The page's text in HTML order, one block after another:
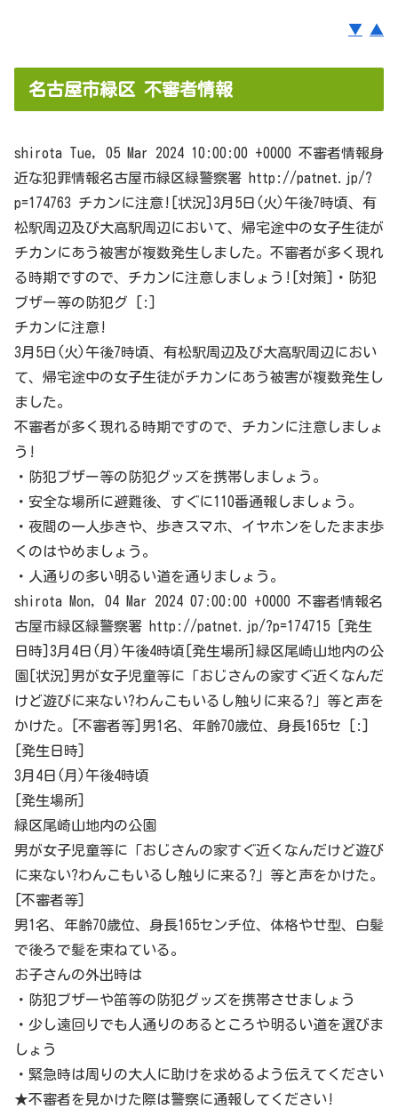
▼ ▲
名古屋市緑区 不審者情報
shirota Tue, 05 Mar 2024 10:00:00 +0000 不審者情報身
近な犯罪情報名古屋市緑区緑警察署 http://patnet.jp/?
p=174763 チカンに注意![状況]3月5日(火)午後7時頃、有
松駅周辺及び大高駅周辺において、帰宅途中の女子生徒が
チカンにあう被害が複数発生しました。不審者が多く現れ
る時期ですので、チカンに注意しましょう![対策]・防犯
ブザー等の防犯グ [:]
チカンに注意!
3月5日(火)午後7時頃、有松駅周辺及び大高駅周辺におい
て、帰宅途中の女子生徒がチカンにあう被害が複数発生し
ました。
不審者が多く現れる時期ですので、チカンに注意しましょ
う!
・防犯ブザー等の防犯グッズを携帯しましょう。
・安全な場所に避難後、すぐに110番通報しましょう。
・夜間の一人歩きや、歩きスマホ、イヤホンをしたまま歩
くのはやめましょう。
・人通りの多い明るい道を通りましょう。
shirota Mon, 04 Mar 2024 07:00:00 +0000 不審者情報名
古屋市緑区緑警察署 http://patnet.jp/?p=174715 [発生
日時]3月4日(月)午後4時頃[発生場所] 緑区尾崎山地内の公
園[状況]男が女子児童等に「おじさんの家すぐ近くなんだ
けど遊びに来ない?わんこもいるし触りに来る?」等と声を
かけた。[不審者等]男1名、年齢70歳位、身長165セ [:]
[発生日時]
3月4日(月)午後4時頃
[発生場所]
緑区尾崎山地内の公園
男が女子児童等に「おじさんの家すぐ近くなんだけど遊び
に来ない?わんこもいるし触りに来る?」等と声をかけた。
[不審者等]
男1名、年齢70歳位、身長165センチ位、体格やせ型、白髪
で後ろで髪を束ねている。
お子さんの外出時は
・防犯ブザーや笛等の防犯グッズを携帯させましょう
・少し遠回りでも人通りのあるところや明るい道を選びま
しょう
・緊急時は周りの大人に助けを求めるよう伝えてください
★不審者を見かけた際は警察に通報してください!